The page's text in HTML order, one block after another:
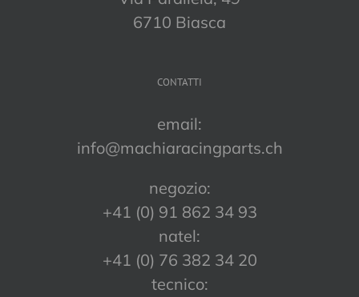
6710 Biasca
CONTATTI
email:
info@machiaracingparts.ch
negozio:
+41 (0) 91 862 34 93
natel:
+41 (0) 76 382 34 20
tecnico: